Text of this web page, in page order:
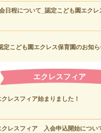
日程について_認定こども園エク
定こども園エクレス保育園のお知
エクレスフィア
レスフィア始まりました！
レスフィア 入会申込開始につい